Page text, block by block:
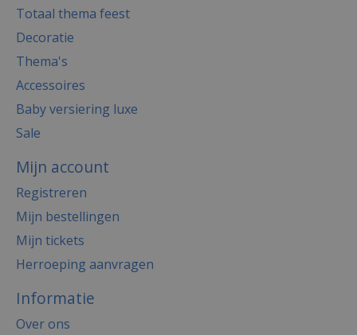
Totaal thema feest
Decoratie
Thema's
Accessoires
Baby versiering luxe
Sale
Mijn account
Registreren
Mijn bestellingen
Mijn tickets
Herroeping aanvragen
Informatie
Over ons